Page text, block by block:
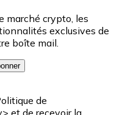
marché crypto, les
exclusives de
boîte mail.
de
et de recevoir la